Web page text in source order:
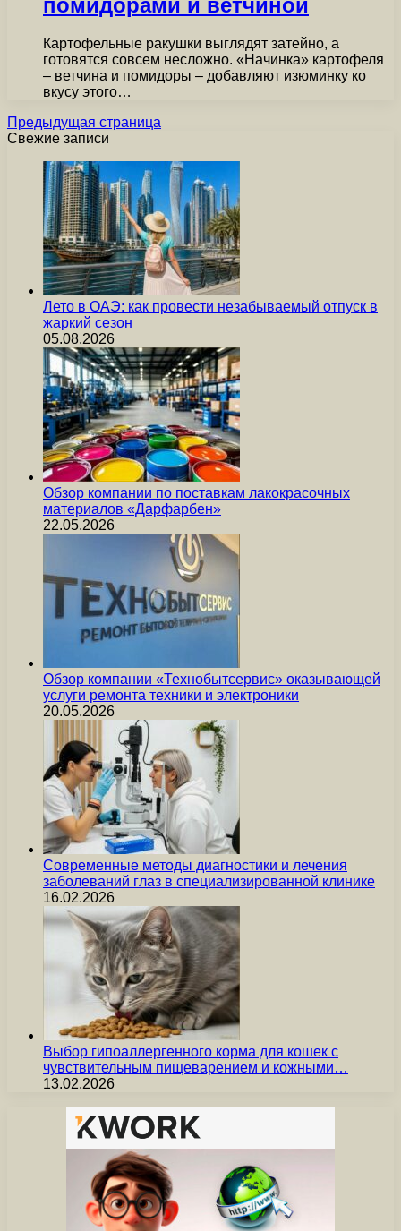
помидорами и ветчиной
Картофельные ракушки выглядят затейно, а
готовятся совсем несложно. «Начинка» картофеля
– ветчина и помидоры – добавляют изюминку ко
вкусу этого…
Предыдущая страница
Свежие записи
Лето в ОАЭ: как провести незабываемый отпуск в
жаркий сезон
05.08.2026
Обзор компании по поставкам лакокрасочных
материалов «Дарфарбен»
22.05.2026
Обзор компании «Технобытсервис» оказывающей
услуги ремонта техники и электроники
20.05.2026
Современные методы диагностики и лечения
заболеваний глаз в специализированной клинике
16.02.2026
Выбор гипоаллергенного корма для кошек с
чувствительным пищеварением и кожными…
13.02.2026